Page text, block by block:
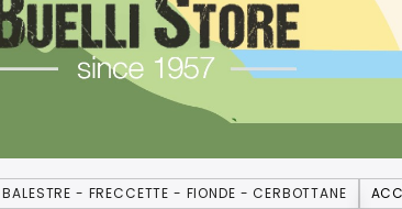
- FRECCETTE - FIONDE - CERBOTTANE